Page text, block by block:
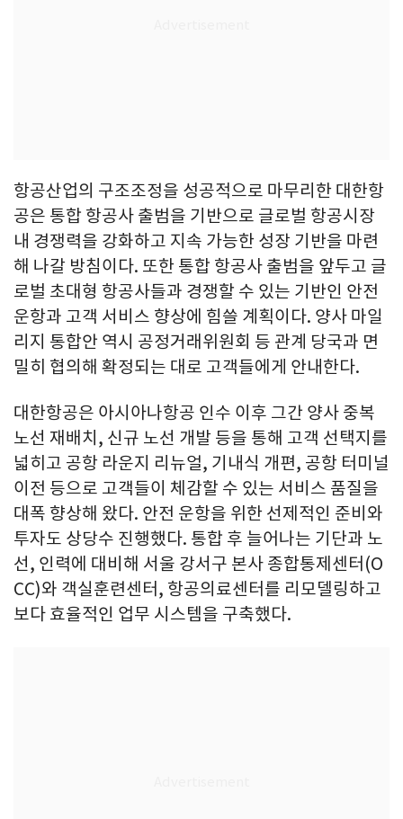
항공산업의 구조조정을 성공적으로 마무리한 대한항
공은 통합 항공사 출범을 기반으로 글로벌 항공시장
내 경쟁력을 강화하고 지속 가능한 성장 기반을 마련
해 나갈 방침이다. 또한 통합 항공사 출범을 앞두고 글
로벌 초대형 항공사들과 경쟁할 수 있는 기반인 안전
운항과 고객 서비스 향상에 힘쓸 계획이다. 양사 마일
리지 통합안 역시 공정거래위원회 등 관계 당국과 면
밀히 협의해 확정되는 대로 고객들에게 안내한다.
대한항공은 아시아나항공 인수 이후 그간 양사 중복
노선 재배치, 신규 노선 개발 등을 통해 고객 선택지를
넓히고 공항 라운지 리뉴얼, 기내식 개편, 공항 터미널
이전 등으로 고객들이 체감할 수 있는 서비스 품질을
대폭 향상해 왔다. 안전 운항을 위한 선제적인 준비와
투자도 상당수 진행했다. 통합 후 늘어나는 기단과 노
선, 인력에 대비해 서울 강서구 본사 종합통제센터(O
CC)와 객실훈련센터, 항공의료센터를 리모델링하고
보다 효율적인 업무 시스템을 구축했다.